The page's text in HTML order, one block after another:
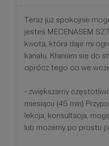
Teraz już spokojnie
jesteś MECENASEM
kwota, która daje mi
kanału. Kłaniam się do
oprócz tego co we
- zwiększamy
miesiącu (45 min)
lekcja, konsultacja,
lub możemy po prostu